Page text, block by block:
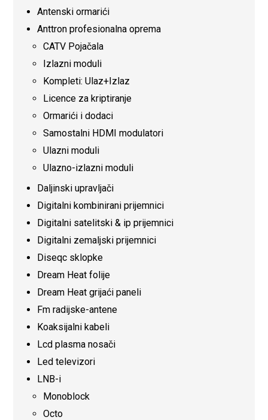
Antenski ormarići
Anttron profesionalna oprema
CATV Pojačala
Izlazni moduli
Kompleti: Ulaz+Izlaz
Licence za kriptiranje
Ormarići i dodaci
Samostalni HDMI modulatori
Ulazni moduli
Ulazno-izlazni moduli
Daljinski upravljači
Digitalni kombinirani prijemnici
Digitalni satelitski & ip prijemnici
Digitalni zemaljski prijemnici
Diseqc sklopke
Dream Heat folije
Dream Heat grijaći paneli
Fm radijske-antene
Koaksijalni kabeli
Lcd plasma nosači
Led televizori
LNB-i
Monoblock
Octo